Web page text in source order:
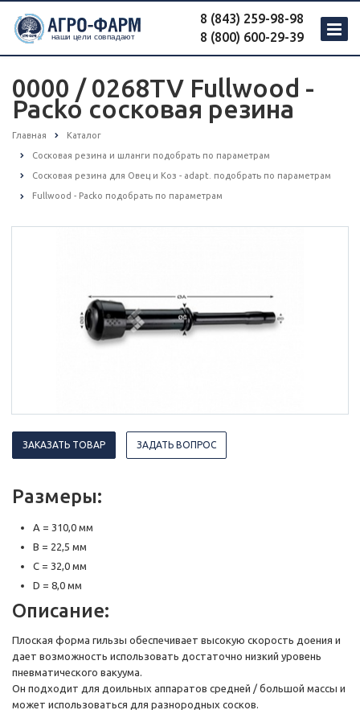
8 (843) 259-98-98
8 (800) 600-29-39
0000 / 0268TV Fullwood -
Packo сосковая резина
Главная Каталог
Сосковая резина и шланги подобрать по параметрам
Сосковая резина для Овец и Коз - adapt. подобрать по параметрам
Fullwood - Packo подобрать по параметрам
ЗАКАЗАТЬ ТОВАР ЗАДАТЬ ВОПРОС
Размеры:
A = 310,0 мм
B = 22,5 мм
C = 32,0 мм
D = 8,0 мм
Описание:
Плоская форма гильзы обеспечивает высокую скорость доения и
дает возможность использовать достаточно низкий уровень
пневматического вакуума.
Он подходит для доильных аппаратов средней / большой массы и
может использоваться для разнородных сосков.